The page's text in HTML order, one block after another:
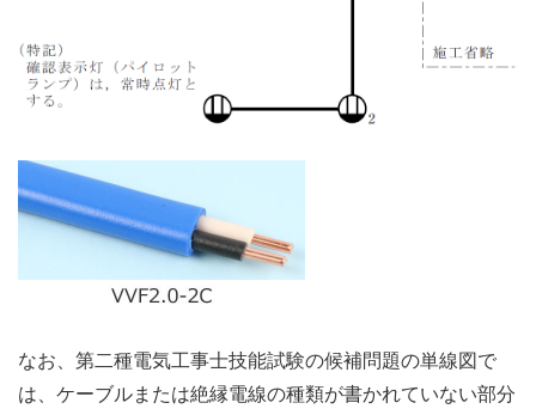
なお、第二種電気工事士技能試験の候補問題の単線図で
は、ケーブルまたは絶縁電線の種類が書かれていない部分